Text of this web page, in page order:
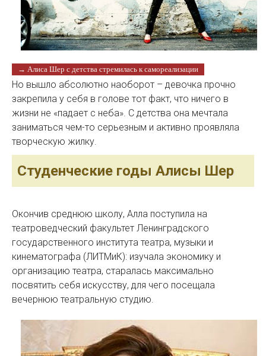
→ Алиса Шер с детства стремилась к самореализации
Но вышло абсолютно наоборот – девочка прочно
закрепила у себя в голове тот факт, что ничего в
жизни не «падает с неба». С детства она мечтала
заниматься чем-то серьезным и активно проявляла
творческую жилку.
Студенческие годы Алисы Шер
Окончив среднюю школу, Алла поступила на
театроведческий факультет Ленинградского
государственного института театра, музыки и
кинематографа (ЛИТМиК): изучала экономику и
организацию театра, старалась максимально
посвятить себя искусству, для чего посещала
вечернюю театральную студию.